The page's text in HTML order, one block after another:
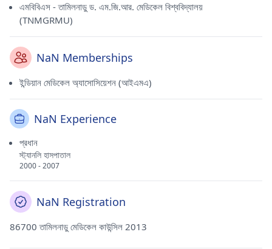
এমবিবিএস - তামিলনাড়ু ড. এম.জি.আর. মেডিকেল বিশ্ববিদ্যালয়
(TNMGRMU)
NaN Memberships
ইন্ডিয়ান মেডিকেল অ্যাসোসিয়েশন (আইএমএ)
NaN Experience
প্রধান
স্ট্যানলি হাসপাতাল
2000 - 2007
NaN Registration
86700 তামিলনাড়ু মেডিকেল কাউন্সিল 2013